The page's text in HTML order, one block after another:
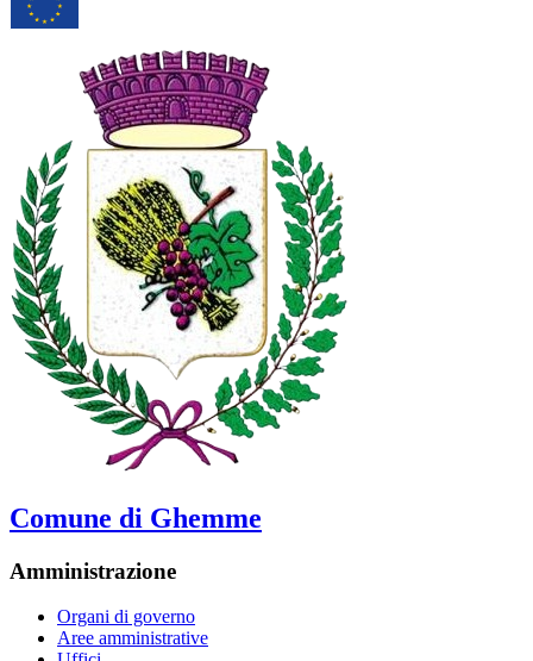
Comune di Ghemme
Amministrazione
Organi di governo
Aree amministrative